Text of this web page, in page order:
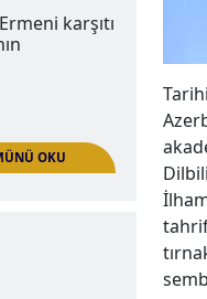
TÜMÜNÜ OKU
Ermeni karşıtı